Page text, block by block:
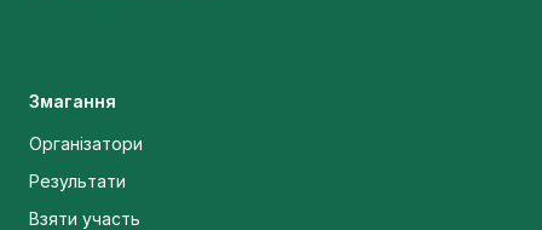
Змагання
Організатори
Результати
Взяти участь